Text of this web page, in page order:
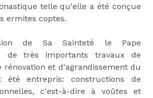
telle qu'elle a été conçue
ermites coptes.
de Sa Sainteté le Pape
de très importants travaux de
rénovation et d'agrandissement du
été entrepris: constructions de
c'est-à-dire à voûtes et